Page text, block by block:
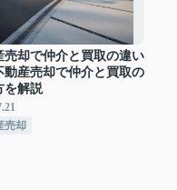
売却で仲介と買取の違い
動産売却で仲介と買取の
を解説
売却